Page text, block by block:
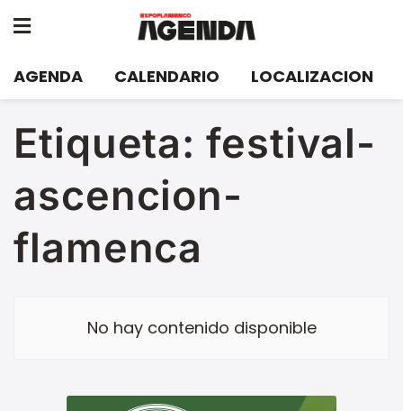
AGENDA CALENDARIO LOCALIZACION
Etiqueta: festival-
ascencion-
flamenca
No hay contenido disponible